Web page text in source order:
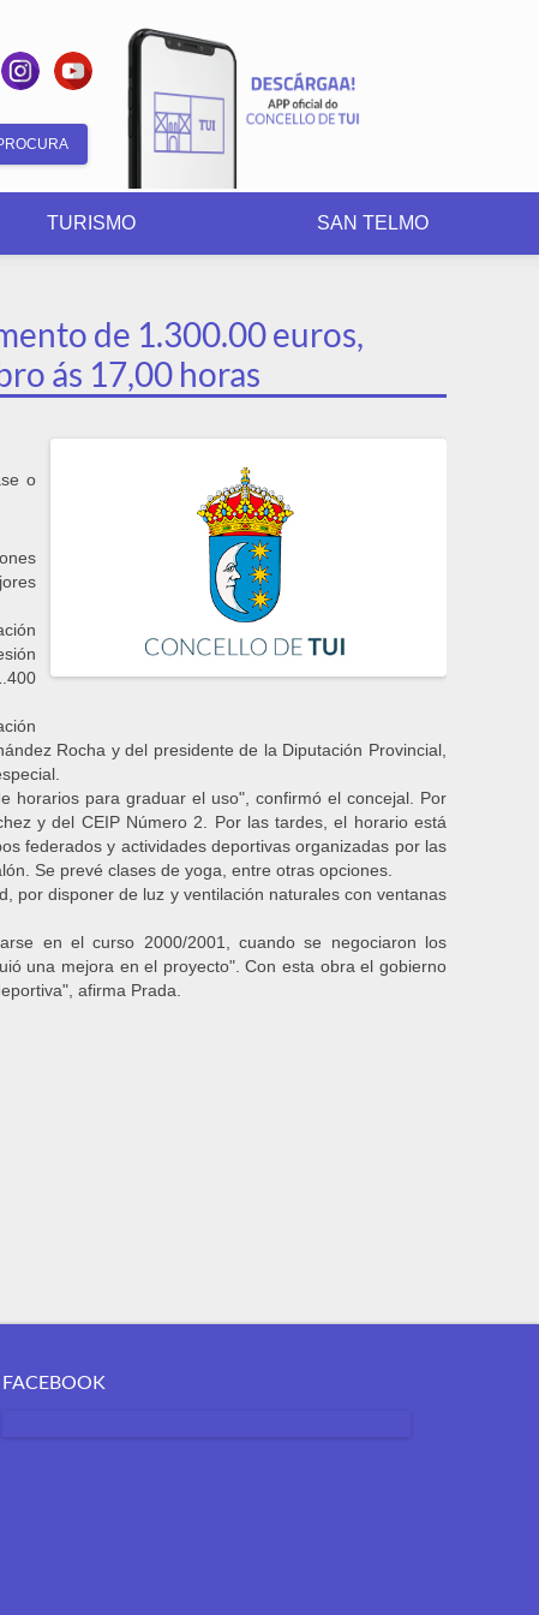
Search
form
TURISMO SAN TELMO
de 1.300.00 euros,
ás 17,00 horas
o
Rocha y del presidente de la Diputación Provincial,
horarios para graduar el uso", confirmó el concejal. Por
y del CEIP Número 2. Por las tardes, el horario está
federados y actividades deportivas organizadas por las
Se prevé clases de yoga, entre otras opciones.
por disponer de luz y ventilación naturales con ventanas
en el curso 2000/2001, cuando se negociaron los
una mejora en el proyecto". Con esta obra el gobierno
afirma Prada.
FACEBOOK